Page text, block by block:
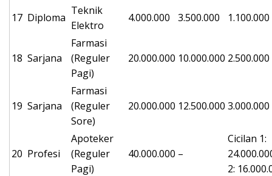
17 Diploma
Teknik
Elektro
4.000.000 3.500.000 1.100.000
18 Sarjana
Farmasi
(Reguler
Pagi)
20.000.000 10.000.000 2.500.000
19 Sarjana
Farmasi
(Reguler
Sore)
20.000.000 12.500.000 3.000.000
20 Profesi
Apoteker
(Reguler
Pagi)
40.000.000 –
Cicilan 1:
2: